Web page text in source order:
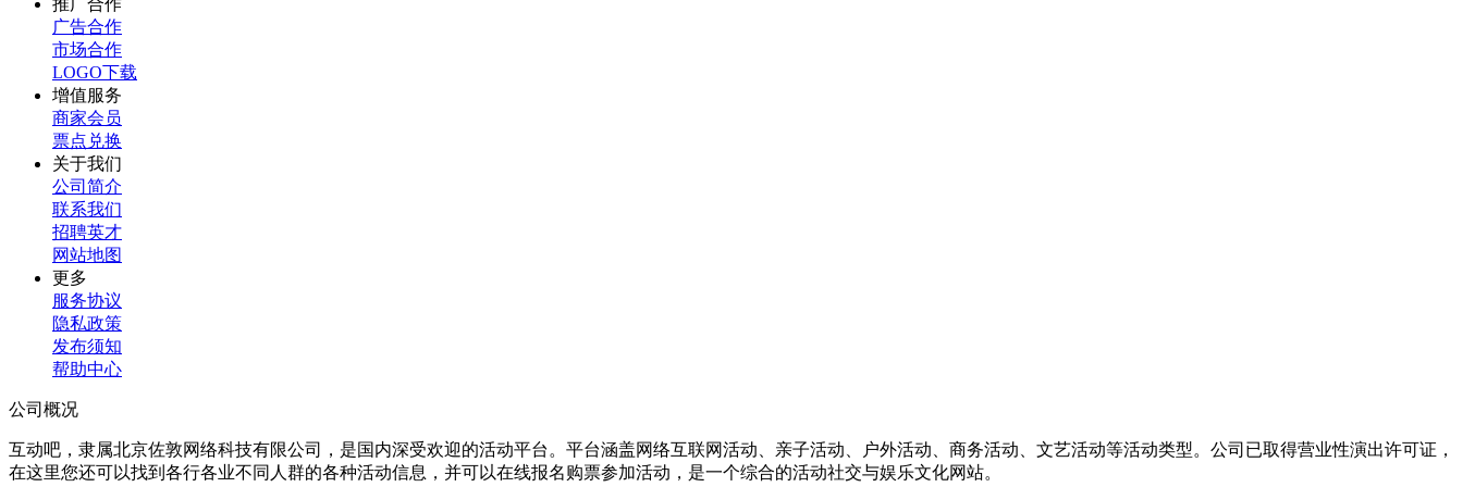
推广合作
广告合作
市场合作
LOGO下载
增值服务
商家会员
票点兑换
关于我们
公司简介
联系我们
招聘英才
网站地图
更多
服务协议
隐私政策
发布须知
帮助中心
公司概况
互动吧，隶属北京佐敦网络科技有限公司，是国内深受欢迎的活动平台。平台涵盖网络互联网活动、亲子活动、户外活动、商务活动、文艺活动等活动类型。公司已取得营业性演出许可证，
在这里您还可以找到各行各业不同人群的各种活动信息，并可以在线报名购票参加活动，是一个综合的活动社交与娱乐文化网站。